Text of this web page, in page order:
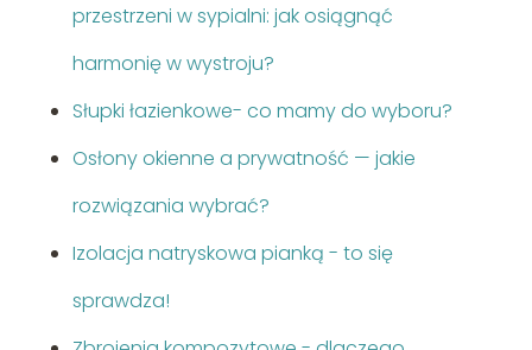
przestrzeni w sypialni: jak osiągnąć
harmonię w wystroju?
Słupki łazienkowe- co mamy do wyboru?
Osłony okienne a prywatność — jakie
rozwiązania wybrać?
Izolacja natryskowa pianką - to się
sprawdza!